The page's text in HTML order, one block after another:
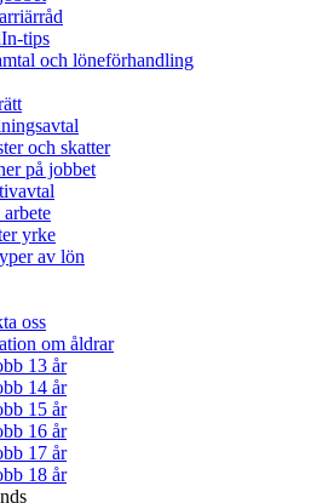
tips
och löneförhandling
och skatter
på jobbet
yrke
av lön
oss
om åldrar
13 år
14 år
15 år
16 år
17 år
18 år